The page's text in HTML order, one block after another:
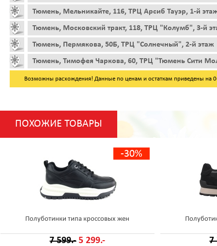
Тюмень, Мельникайте, 116, ТРЦ Арсиб Тауэр, 1-й
Тюмень, Московский тракт, 118, ТРЦ "Колумб", 3-й
Тюмень, Пермякова, 50Б, ТРЦ "Солнечный", 2-й этаж
Тюмень, Тимофея Чаркова, 60, ТРЦ "Тюмень Сити
Возможны расхождения! Данные по ценам и остаткам приведены на
ПОХОЖИЕ ТОВАРЫ
-30%
Полуботинки типа кроссовых жен
7 599.- 5 299.- 7